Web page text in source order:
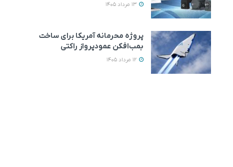
پروژه محرمانه آمریکا برای ساخت
بمب‌افکن عمودپرواز راکتی